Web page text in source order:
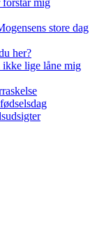
store dag
her?
lige låne mig